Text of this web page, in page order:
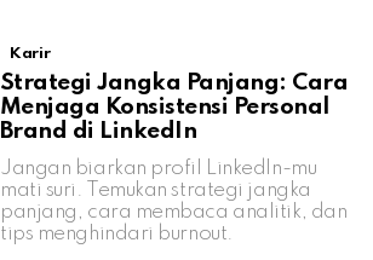
Karir
Strategi Jangka Panjang: Cara
Menjaga Konsistensi Personal
Brand di LinkedIn
Jangan biarkan profil LinkedIn-mu
mati suri. Temukan strategi jangka
panjang, cara membaca analitik, dan
tips menghindari burnout.